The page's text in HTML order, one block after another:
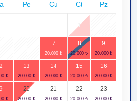
Pe Cu Ct Pz
1
7 8 9
13 14 15 16
20 21 22 23